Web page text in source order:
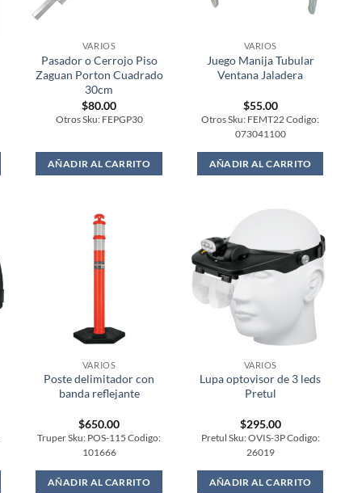
VARIOS
Pasador o Cerrojo Piso
Zaguan Porton Cuadrado
30cm
$80.00
Otros Sku: FEPGP30
AÑADIR AL CARRITO
VARIOS
Juego Manija Tubular
Ventana Jaladera
$55.00
Otros Sku: FEMT22 Codigo:
073041100
AÑADIR AL CARRITO
VARIOS
Poste delimitador con
banda reflejante
$650.00
Truper Sku: POS-115 Codigo:
101666
AÑADIR AL CARRITO
VARIOS
Lupa optovisor de 3 leds
Pretul
$295.00
Pretul Sku: OVIS-3P Codigo:
26019
AÑADIR AL CARRITO